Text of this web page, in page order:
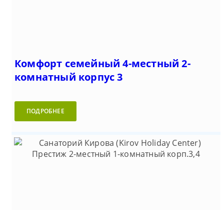
Комфорт семейный 4-местный 2-
комнатный корпус 3
ПОДРОБНЕЕ